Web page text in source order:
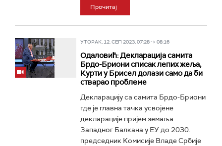
Прочитај
УТОРАК, 12. СЕП 2023, 07:28 -> 08:16
Одаловић: Декларација самита
Брдо-Бриони списак лепих жеља,
Курти у Брисел долази само да би
стварао проблеме
Декларацију са самита Брдо-Бриони
где је главна тачка усвојене
декларације пријем земаља
Западног Балкана у ЕУ до 2030.
председник Kомисије Владе Србије